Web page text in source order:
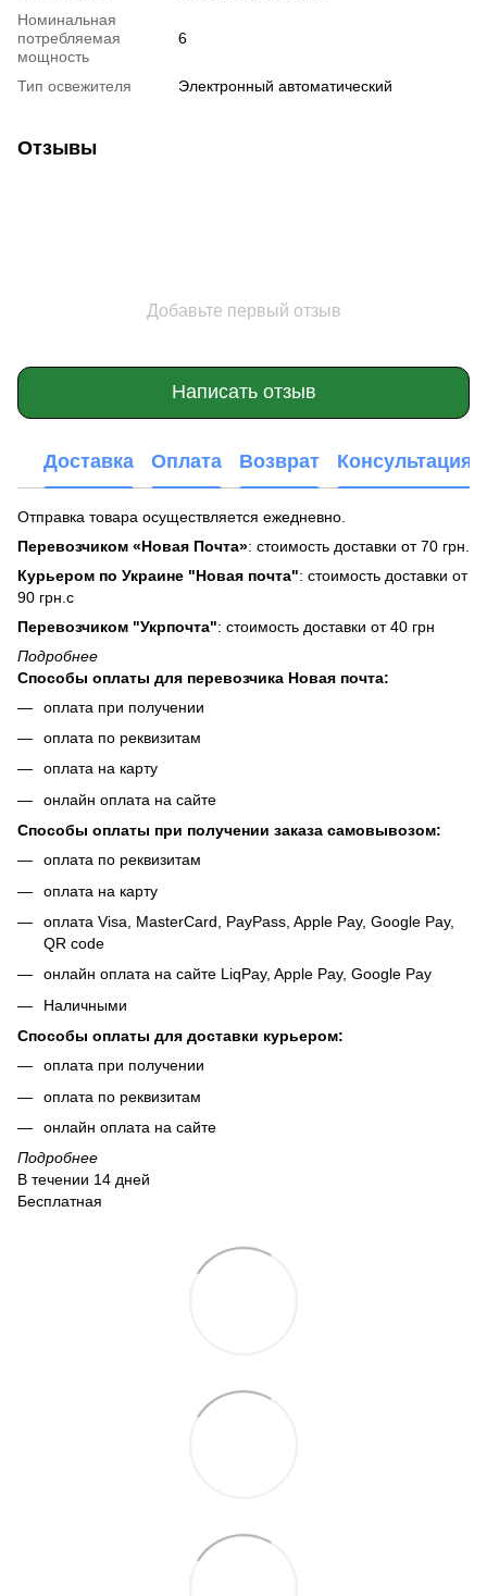
Номинальная
потребляемая
мощность
6
Тип освежителя Электронный автоматический
Отзывы
Добавьте первый отзыв
Написать отзыв
Доставка Оплата Возврат Консультация
Отправка товара осуществляется ежедневно.
Перевозчиком «Новая Почта»: стоимость доставки от 70 грн.
Курьером по Украине "Новая почта": стоимость доставки от
90 грн.с
Перевозчиком "Укрпочта": стоимость доставки от 40 грн
Подробнее
Способы оплаты для перевозчика Новая почта:
оплата при получении
оплата по реквизитам
оплата на карту
онлайн оплата на сайте
Способы оплаты при получении заказа самовывозом:
оплата по реквизитам
оплата на карту
оплата Visa, MasterCard, PayPass, Apple Pay, Google Pay,
QR code
онлайн оплата на сайте LiqPay, Apple Pay, Google Pay
Наличными
Способы оплаты для доставки курьером:
оплата при получении
оплата по реквизитам
онлайн оплата на сайте
Подробнее
В течении 14 дней
Бесплатная